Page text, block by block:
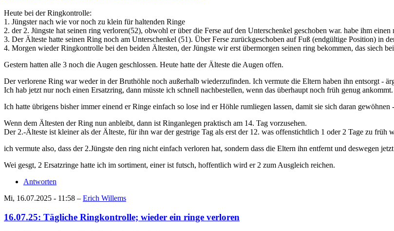
Heute bei der Ringkontrolle:
1. Jüngster nach wie vor noch zu klein für haltenden Ringe
2. der 2. Jüngste hat seinen ring verloren(52), obwohl er über die Ferse auf den Unterschenkel geschoben war. habe ihm
3. Der Älteste hatte seinen Ring noch am Unterschenkel (51). Über Ferse zurückgeschoben auf Fuß (endgültige Position) in
4. Morgen wieder Ringkontrolle bei den beiden Ältesten, der Jüngste wir erst übermorgen seinen ring bekommen, das siech
Gestern hatten alle 3 noch die Augen geschlossen. Heute hatte der Älteste die Augen offen.
Der verlorene Ring war weder in der Bruthöhle noch außerhalb wiederzufinden. Ich vermute die Eltern haben ihn entsorgt -
Ich hab jetzt nur noch einen Ersatzring, dann müsste ich schnell nachbestellen, wenn das überhaupt noch früh genug ankommt.
Ich hatte übrigens bisher immer einend er Ringe einfach so lose ind er Höhle rumliegen lassen, damit sie sich daran
Wenn dem Ältesten der Ring nun anbleibt, dann ist Ringanlegen praktisch am 14. Tag vorzusehen.
Der 2.-Älteste ist kleiner als der Älteste, für ihn war der gestrige Tag als erst der 12. was offenstichtlich 1 oder 2 Tage zu früh
ich vermute also, dass der 2.Jüngste den ring nicht einfach verloren hat, sondern dass die Eltern ihn entfernt und deswegen
Wei gesgt, 2 Ersatzringe hatte ich im sortiment, einer ist futsch, hoffentlich wird er 2 zum Ausgleich reichen.
Antworten
Mi, 16.07.2025 - 11:58 – Erich Willems
16.07.25: Tägliche Ringkontrolle; wieder ein ringe verloren